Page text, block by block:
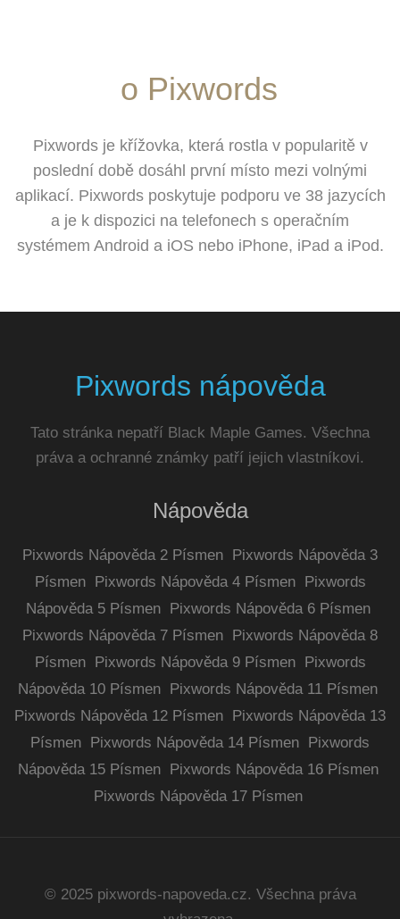
o Pixwords
Pixwords je křížovka, která rostla v popularitě v
poslední době dosáhl první místo mezi volnými
aplikací. Pixwords poskytuje podporu ve 38 jazycích
a je k dispozici na telefonech s operačním
systémem Android a iOS nebo iPhone, iPad a iPod.
Pixwords nápověda
Tato stránka nepatří Black Maple Games. Všechna
práva a ochranné známky patří jejich vlastníkovi.
Nápověda
Pixwords Nápověda 2 Písmen Pixwords Nápověda 3
Písmen
Pixwords Nápověda 4 Písmen
Pixwords
Nápověda 5 Písmen
Pixwords Nápověda 6 Písmen
Pixwords Nápověda 7 Písmen Pixwords Nápověda 8
Písmen
Pixwords Nápověda 9 Písmen
Pixwords
Nápověda 10 Písmen Pixwords Nápověda 11 Písmen
Pixwords Nápověda 12 Písmen Pixwords Nápověda 13
Písmen Pixwords Nápověda 14 Písmen Pixwords
Nápověda 15 Písmen
Pixwords Nápověda 16 Písmen
Pixwords Nápověda 17 Písmen
© 2025 pixwords-napoveda.cz. Všechna práva